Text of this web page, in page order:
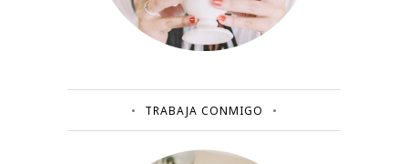
TRABAJA CONMIGO